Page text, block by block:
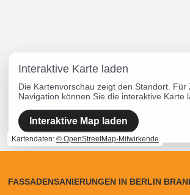
Interaktive Karte laden
Die Kartenvorschau zeigt den Standort. Für
Navigation können Sie die interaktive Karte
Interaktive Map laden
Kartendaten: © OpenStreetMap-Mitwirkende
FASSADENSANIERUNGEN IN BERLIN